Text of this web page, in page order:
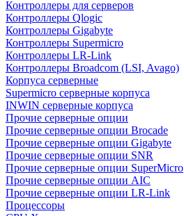
Контроллеры для серверов
Контроллеры Qlogic
Контроллеры Gigabyte
Контроллеры Supermicro
Контроллеры LR-Link
Контроллеры Broadcom (LSI, Avago)
Корпуса серверные
Supermicro серверные корпуса
INWIN серверные корпуса
Прочие серверные опции
Прочие серверные опции Brocade
Прочие серверные опции Gigabyte
Прочие серверные опции SNR
Прочие серверные опции SuperMicro
Прочие серверные опции AIC
Прочие серверные опции LR-Link
Процессоры